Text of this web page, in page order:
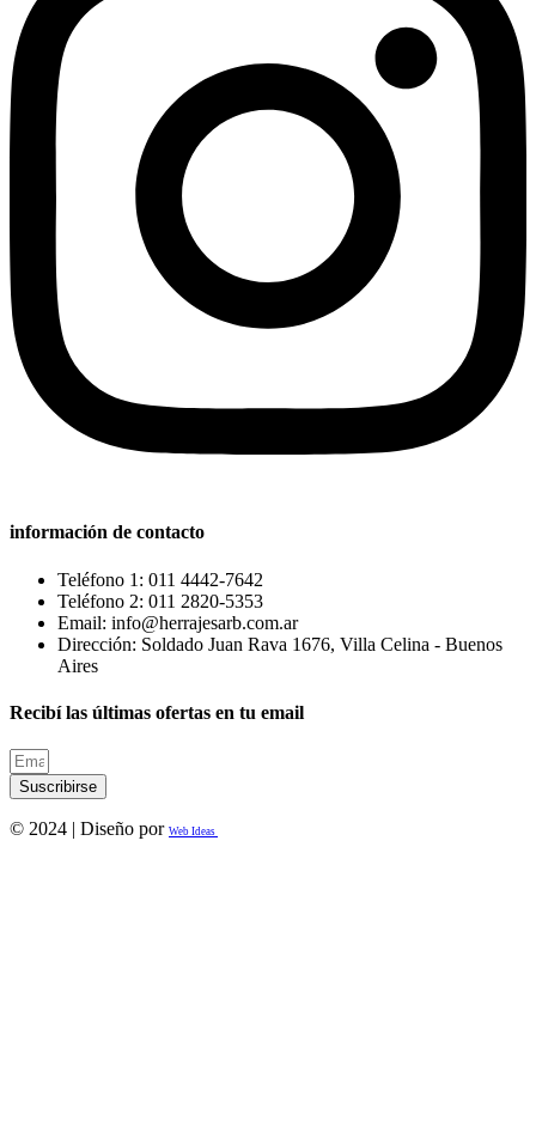
información de contacto
Teléfono 1: 011 4442-7642
Teléfono 2: 011 2820-5353
Email: info@herrajesarb.com.ar
Dirección: Soldado Juan Rava 1676, Villa Celina - Buenos
Aires
Recibí las últimas ofertas en tu email
Suscribirse
© 2024 | Diseño por Web Ideas